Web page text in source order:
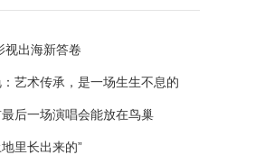
视出海新答卷
艺术传承，是一场生生不息的
后一场演唱会能放在鸟巢
里长出来的”